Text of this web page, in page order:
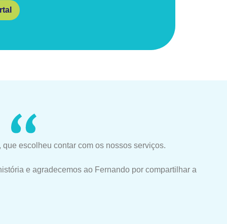
escolheu contar com os nossos serviços.
e agradecemos ao Fernando por compartilhar a